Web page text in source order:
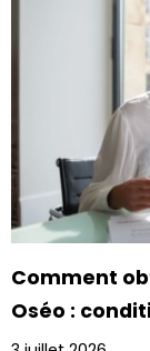
Comment
Oséo :